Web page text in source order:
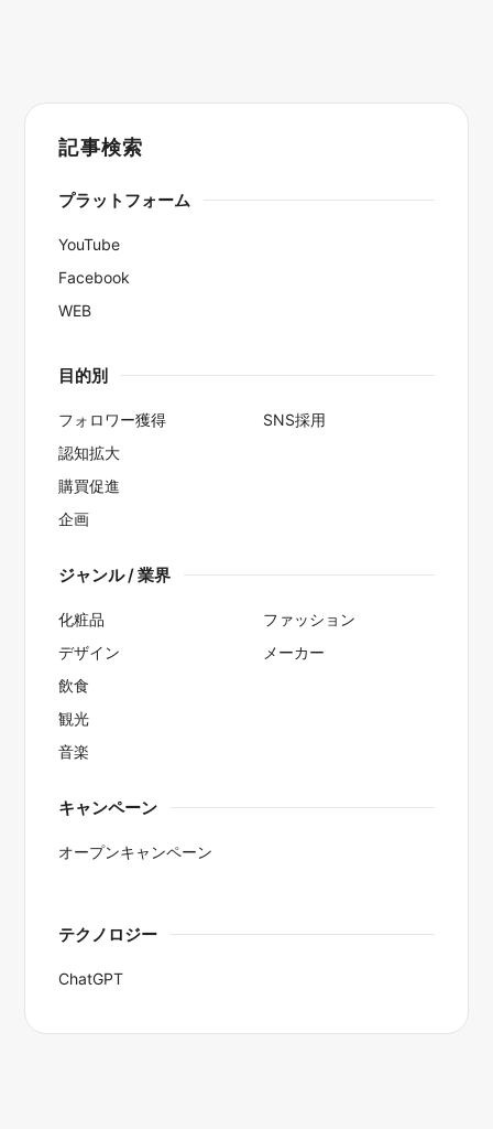
記事検索
プラットフォーム
YouTube
Facebook
WEB
目的別
フォロワー獲得
認知拡大
購買促進
企画
SNS採用
ジャンル / 業界
化粧品
デザイン
飲食
観光
音楽
ファッション
メーカー
キャンペーン
オープンキャンペーン
テクノロジー
ChatGPT